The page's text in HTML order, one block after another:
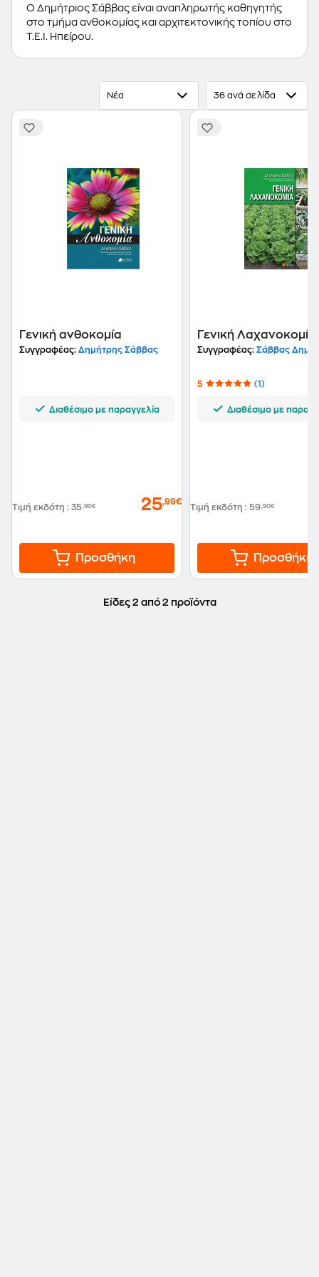
Ο Δημήτριος Σάββας είναι αναπληρωτής καθηγητής
στο τμήμα ανθοκομίας και αρχιτεκτονικής τοπίου στο
Τ.Ε.Ι. Ηπείρου.
Νέα 36 ανά σελίδα
Γενική ανθοκομία
Συγγραφέας: Δημήτρης Σάββας
Διαθέσιμο με παραγγελία
Τιμή εκδότη : 35,90€ 25,99€
Προσθήκη
Γενική Λαχανοκομία
Συγγραφέας: Σάββας
5 (1)
Διαθέσιμο με
Τιμή εκδότη : 59,90€
Προσθήκη
Είδες 2 από 2 προϊόντα